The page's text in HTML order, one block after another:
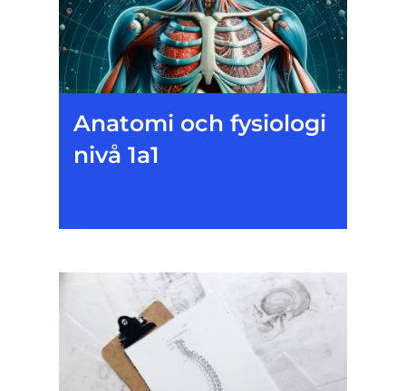
Anatomi och fysiologi
nivå 1a1